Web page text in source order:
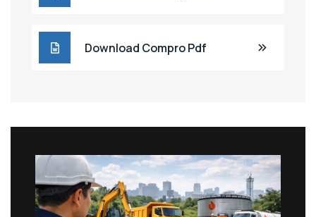
Download Compro Pdf